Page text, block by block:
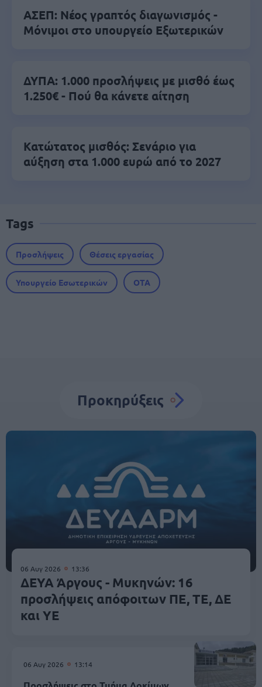
ΑΣΕΠ: Νέος γραπτός διαγωνισμός -
Μόνιμοι στο υπουργείο Εξωτερικών
ΔΥΠΑ: 1.000 προσλήψεις με μισθό έως
1.250€ - Πού θα κάνετε αίτηση
Κατώτατος μισθός: Σενάριο για
αύξηση στα 1.000 ευρώ από το 2027
Tags
Προσλήψεις Θέσεις εργασίας
Υπουργείο Εσωτερικών ΟΤΑ
Προκηρύξεις
06 Αυγ 2026 13:36
ΔΕΥΑ Άργους - Μυκηνών: 16
προσλήψεις απόφοιτων ΠΕ, ΤΕ, ΔΕ
και ΥΕ
06 Αυγ 2026 13:14